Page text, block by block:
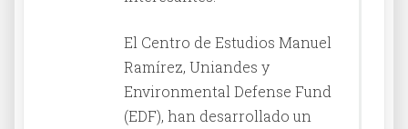
El Centro de Estudios Manuel
Ramírez, Uniandes y
Environmental Defense Fund
(EDF), han desarrollado un